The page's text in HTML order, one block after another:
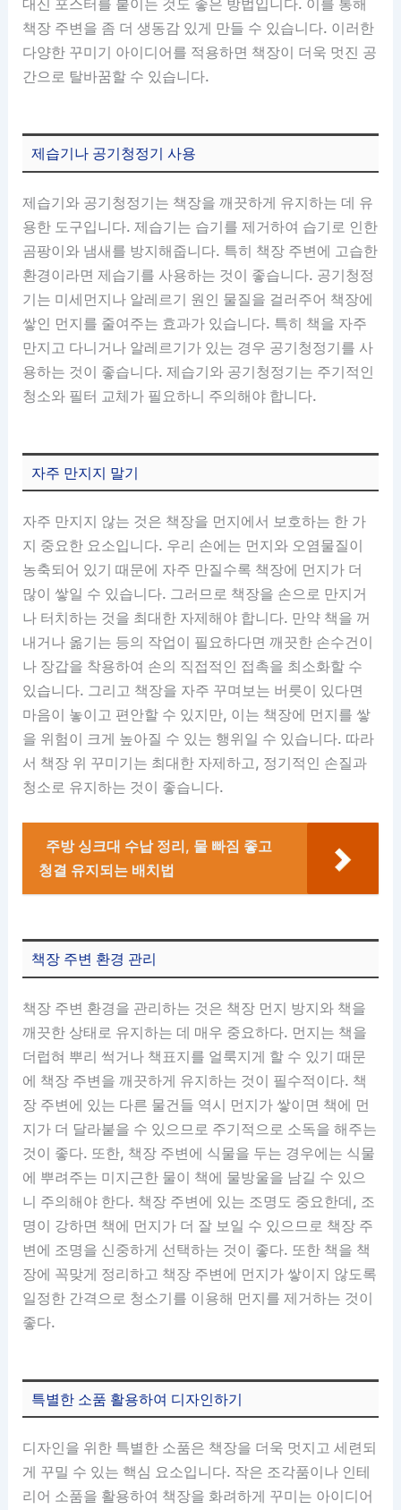
대신 포스터를 붙이는 것도 좋은 방법입니다. 이를 통해
책장 주변을 좀 더 생동감 있게 만들 수 있습니다. 이러한
다양한 꾸미기 아이디어를 적용하면 책장이 더욱 멋진 공
간으로 탈바꿈할 수 있습니다.
제습기나 공기청정기 사용
제습기와 공기청정기는 책장을 깨끗하게 유지하는 데 유
용한 도구입니다. 제습기는 습기를 제거하여 습기로 인한
곰팡이와 냄새를 방지해줍니다. 특히 책장 주변에 고습한
환경이라면 제습기를 사용하는 것이 좋습니다. 공기청정
기는 미세먼지나 알레르기 원인 물질을 걸러주어 책장에
쌓인 먼지를 줄여주는 효과가 있습니다. 특히 책을 자주
만지고 다니거나 알레르기가 있는 경우 공기청정기를 사
용하는 것이 좋습니다. 제습기와 공기청정기는 주기적인
청소와 필터 교체가 필요하니 주의해야 합니다.
자주 만지지 말기
자주 만지지 않는 것은 책장을 먼지에서 보호하는 한 가
지 중요한 요소입니다. 우리 손에는 먼지와 오염물질이
농축되어 있기 때문에 자주 만질수록 책장에 먼지가 더
많이 쌓일 수 있습니다. 그러므로 책장을 손으로 만지거
나 터치하는 것을 최대한 자제해야 합니다. 만약 책을 꺼
내거나 옮기는 등의 작업이 필요하다면 깨끗한 손수건이
나 장갑을 착용하여 손의 직접적인 접촉을 최소화할 수
있습니다. 그리고 책장을 자주 꾸며보는 버릇이 있다면
마음이 놓이고 편안할 수 있지만, 이는 책장에 먼지를 쌓
을 위험이 크게 높아질 수 있는 행위일 수 있습니다. 따라
서 책장 위 꾸미기는 최대한 자제하고, 정기적인 손질과
청소로 유지하는 것이 좋습니다.
주방 싱크대 수납 정리, 물 빠짐 좋고
청결 유지되는 배치법
책장 주변 환경 관리
책장 주변 환경을 관리하는 것은 책장 먼지 방지와 책을
깨끗한 상태로 유지하는 데 매우 중요하다. 먼지는 책을
더럽혀 뿌리 썩거나 책표지를 얼룩지게 할 수 있기 때문
에 책장 주변을 깨끗하게 유지하는 것이 필수적이다. 책
장 주변에 있는 다른 물건들 역시 먼지가 쌓이면 책에 먼
지가 더 달라붙을 수 있으므로 주기적으로 소독을 해주는
것이 좋다. 또한, 책장 주변에 식물을 두는 경우에는 식물
에 뿌려주는 미지근한 물이 책에 물방울을 남길 수 있으
니 주의해야 한다. 책장 주변에 있는 조명도 중요한데, 조
명이 강하면 책에 먼지가 더 잘 보일 수 있으므로 책장 주
변에 조명을 신중하게 선택하는 것이 좋다. 또한 책을 책
장에 꼭맞게 정리하고 책장 주변에 먼지가 쌓이지 않도록
일정한 간격으로 청소기를 이용해 먼지를 제거하는 것이
좋다.
특별한 소품 활용하여 디자인하기
디자인을 위한 특별한 소품은 책장을 더욱 멋지고 세련되
게 꾸밀 수 있는 핵심 요소입니다. 작은 조각품이나 인테
리어 소품을 활용하여 책장을 화려하게 꾸미는 아이디어